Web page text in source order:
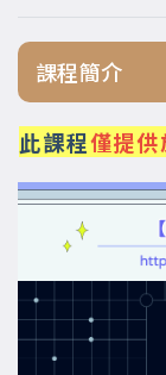
課程簡介
此課程僅提